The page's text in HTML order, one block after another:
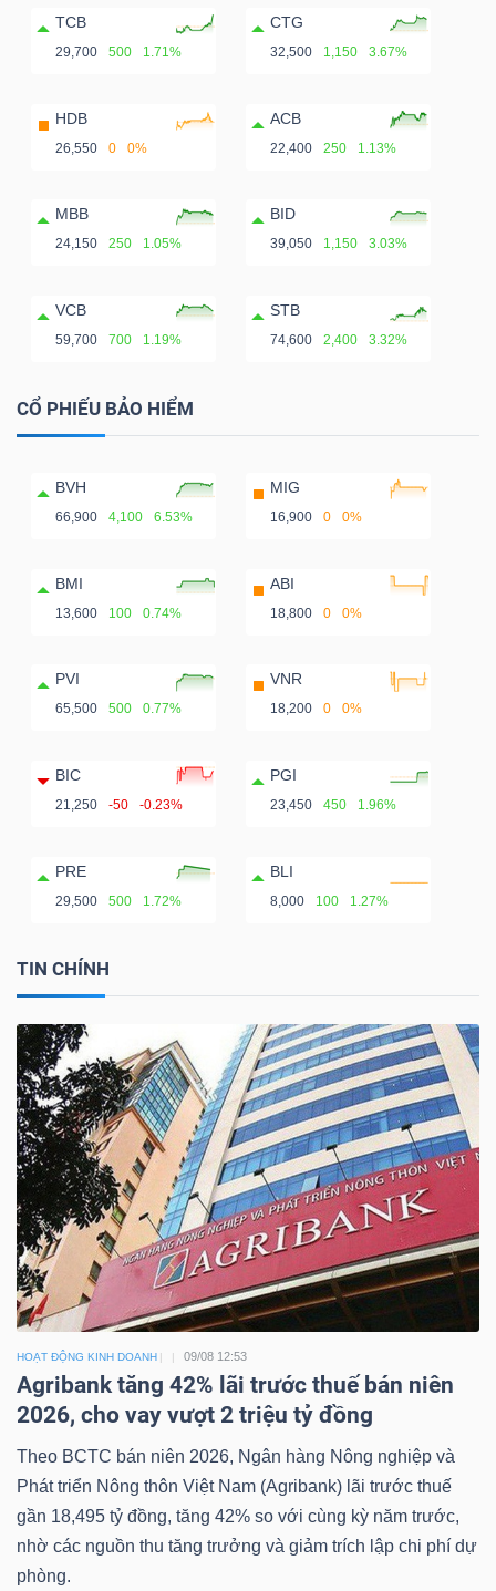
TCB
29,700 500 1.71%
CTG
32,500 1,150 3.67%
HDB
26,550 0 0%
ACB
22,400 250 1.13%
MBB
24,150 250 1.05%
BID
39,050 1,150 3.03%
VCB
59,700 700 1.19%
STB
74,600 2,400 3.32%
CỔ PHIẾU BẢO HIỂM
BVH
66,900 4,100 6.53%
MIG
16,900 0 0%
BMI
13,600 100 0.74%
ABI
18,800 0 0%
PVI
65,500 500 0.77%
VNR
18,200 0 0%
BIC
21,250 -50 -0.23%
PGI
23,450 450 1.96%
PRE
29,500 500 1.72%
BLI
8,000 100 1.27%
TIN CHÍNH
HOẠT ĐỘNG KINH DOANH 09/08 12:53
Agribank tăng 42% lãi trước thuế bán niên
2026, cho vay vượt 2 triệu tỷ đồng
Theo BCTC bán niên 2026, Ngân hàng Nông nghiệp và
Phát triển Nông thôn Việt Nam (Agribank) lãi trước thuế
gần 18,495 tỷ đồng, tăng 42% so với cùng kỳ năm trước,
nhờ các nguồn thu tăng trưởng và giảm trích lập chi phí dự
phòng.